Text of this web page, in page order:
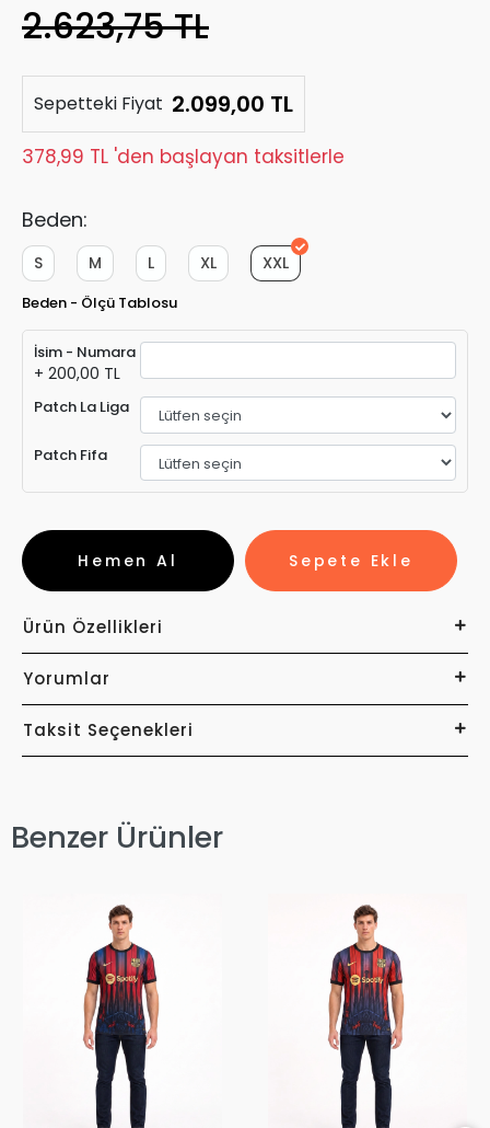
2.623,75 TL
Sepetteki Fiyat 2.099,00 TL
378,99 TL 'den başlayan taksitlerle
Beden:
XXL
XL
L
M
S
Beden - Ölçü Tablosu
İsim - Numara
+ 200,00 TL
Patch La Liga
Patch Fifa
Sepete Ekle
Hemen Al
Ürün Özellikleri
Yorumlar
Taksit Seçenekleri
Benzer Ürünler